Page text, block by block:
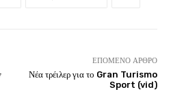
ΕΠΌΜΕΝΟ ΆΡΘΡΟ
Νέα τρέιλερ για το Gran Turismo
Sport (vid)